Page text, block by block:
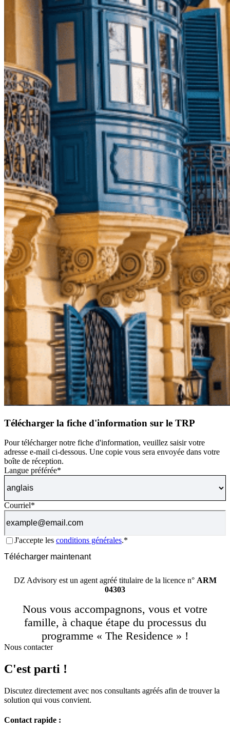
Télécharger la fiche d'information sur le TRP
Pour télécharger notre fiche d'information, veuillez saisir votre
adresse e-mail ci-dessous. Une copie vous sera envoyée dans votre
boîte de réception.
Langue préférée*
Courriel*
Consentement*
J'accepte les conditions générales.*
Télécharger maintenant
DZ Advisory est un agent agréé titulaire de la licence n° ARM
04303
Nous vous accompagnons, vous et votre
famille, à chaque étape du processus du
programme « The Residence » !
Nous contacter
C'est parti !
Discutez directement avec nos consultants agréés afin de trouver la
solution qui vous convient.
Contact rapide :